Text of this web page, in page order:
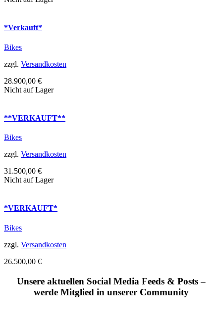
*Verkauft*
Bikes
zzgl. Versandkosten
28.900,00 €
Nicht auf Lager
**VERKAUFT**
Bikes
zzgl. Versandkosten
31.500,00 €
Nicht auf Lager
*VERKAUFT*
Bikes
zzgl. Versandkosten
26.500,00 €
Unsere aktuellen Social Media Feeds & Posts –
werde Mitglied in unserer Community